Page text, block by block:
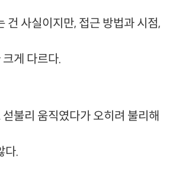
건 사실이지만, 접근 방법과 시점,
게 다르다.
불리 움직였다가 오히려 불리해
다.